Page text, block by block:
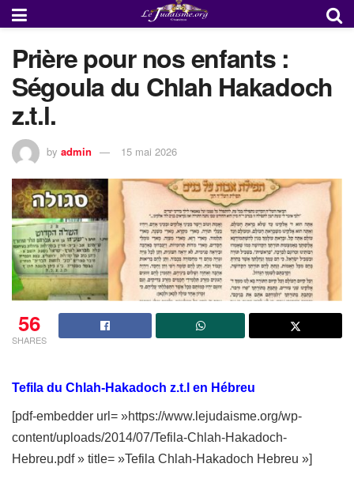
Prière pour nos enfants :
Ségoula du Chlah Hakadoch
z.t.l.
by admin 15 mai 2026
56
SHARES
Tefila du Chlah-Hakadoch z.t.l en Hébreu
[pdf-embedder url= »https://www.lejudaisme.org/wp-
content/uploads/2014/07/Tefila-Chlah-Hakadoch-
Hebreu.pdf » title= »Tefila Chlah-Hakadoch Hebreu »]